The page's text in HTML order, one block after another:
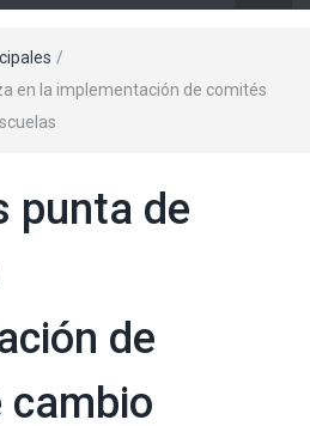
/
en la implementación de comités
punta de
de
cambio